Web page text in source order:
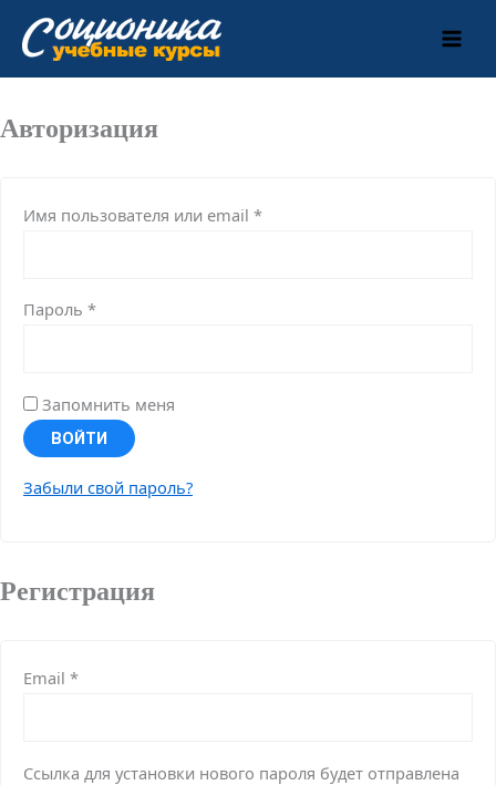
Перейти
содержимому
Личный кабинет
Авторизация
Имя пользователя или email *Обязательно
Пароль *Обязательно
Запомнить меня
ВОЙТИ
Забыли свой пароль?
Регистрация
Email *Обязательно
Ссылка для установки нового пароля будет отправлена ​​